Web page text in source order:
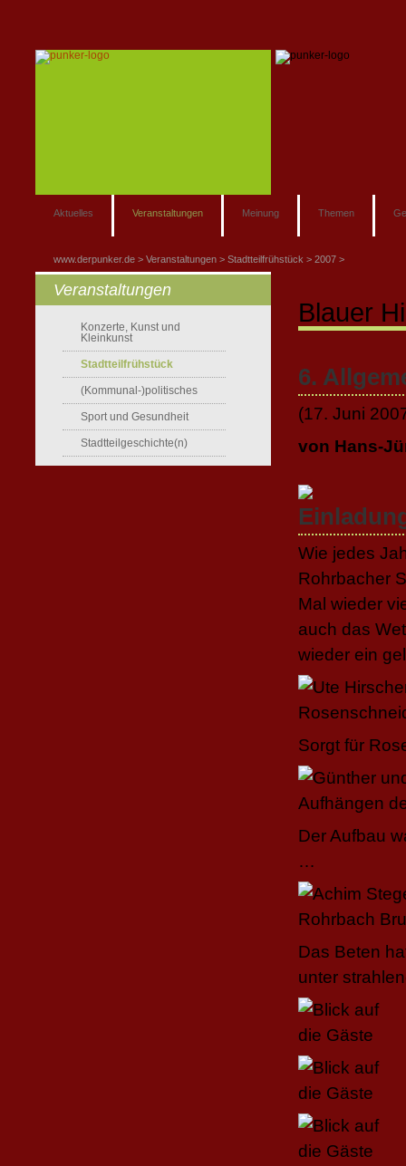
Aktuelles Veranstaltungen Meinung Themen
www.derpunker.de Veranstaltungen Stadtteilfrühstück 2007
Blauer
6.
(17. Juni
von Hans-
Wie jedes
Rohrbacher
Mal wieder
auch das
wieder ein
Sorgt für
Der Aufbau
…
Das Beten
unter
Veranstaltungen
Konzerte, Kunst und
Kleinkunst
Stadtteilfrühstück
(Kommunal-)politisches
Sport und Gesundheit
Stadtteilgeschichte(n)